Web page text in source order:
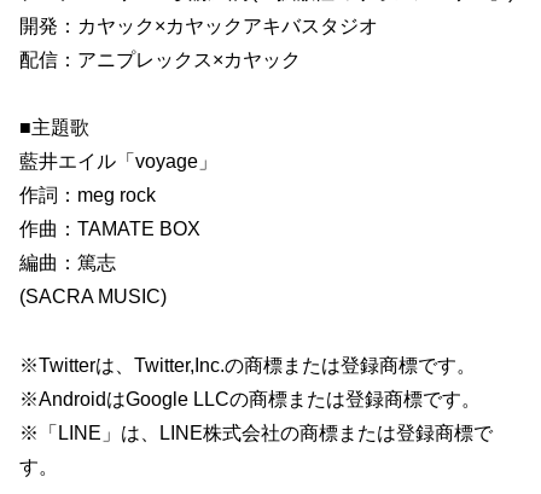
開発：カヤック×カヤックアキバスタジオ
配信：アニプレックス×カヤック
■主題歌
藍井エイル「voyage」
作詞：meg rock
作曲：TAMATE BOX
編曲：篤志
(SACRA MUSIC)
※Twitterは、Twitter,Inc.の商標または登録商標です。
※AndroidはGoogle LLCの商標または登録商標です。
※「LINE」は、LINE株式会社の商標または登録商標で
す。